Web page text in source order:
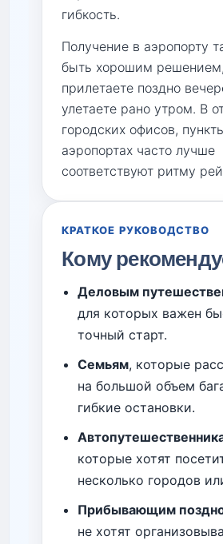
гибкость.
Получение в аэропорту
быть хорошим
прилетаете поздно
улетаете рано утром. В
городских офисов,
аэропортах часто лучше
соответствуют ритму
КРАТКОЕ РУКОВОДСТВО
Кому
Деловым
для которых важен
точный старт.
Семьям, которые
на большой объем
гибкие остановки.
которые хотят
несколько городов
Прибывающим
не хотят